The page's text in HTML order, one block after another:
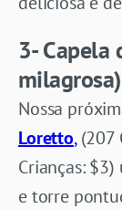
3- Capela
milagrosa)
Nossa
Loretto,(207
Crianças:
e torre